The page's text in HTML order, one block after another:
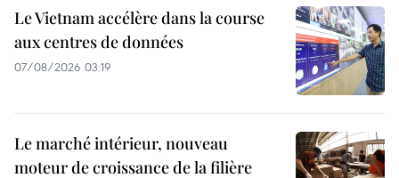
Le Vietnam accélère dans la course
aux centres de données
07/08/2026 03:19
Le marché intérieur, nouveau
moteur de croissance de la filière